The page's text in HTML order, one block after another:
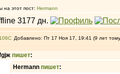
на этот пост: Hermann
Добавлено: Пт 17 Ноя 17, 19:41 (9 лет
пишет:
Hermann пишет: